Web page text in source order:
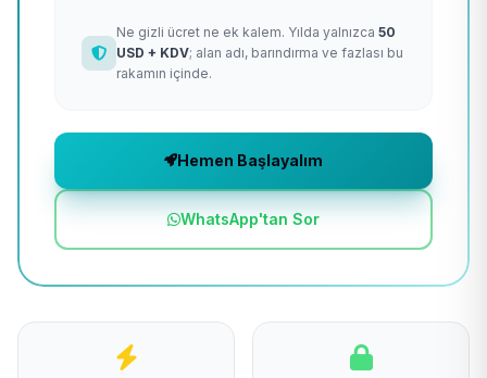
Ne gizli ücret ne ek kalem. Yılda yalnızca 50
USD + KDV; alan adı, barındırma ve fazlası bu
rakamın içinde.
Hemen Başlayalım
WhatsApp'tan Sor